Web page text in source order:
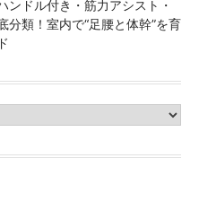
ンドル付き・筋力アシスト・
分類！室内で“足腰と体幹”を育